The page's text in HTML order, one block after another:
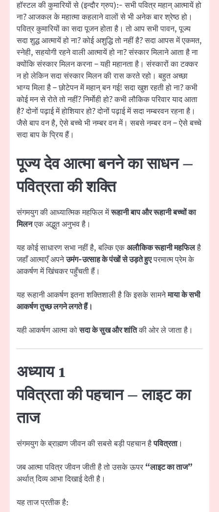
हॉस्टल की कुमारियों से (इन्दौर ग्रुप):- सभी पवित्र महान् आत्मायें हो
ना? आजकल के महात्मा कहलाने वालों से भी अनेक बार श्रेष्ठ हो।
पवित्र कुमारियों का सदा पूजन होता है। तो आप सभी पावन, पूज्य
सदा शुद्ध आत्मायें हो ना? कोई अशुद्धि तो नहीं है? सदा आपस में एकमत,
स्नेही, सहयोगी रहने वाली आत्मायें हो ना? संस्कार मिलाने आता है ना
क्योंकि संस्कार मिलन करना – यही महानता है। संस्कारों का टक्कर
न हो लेकिन सदा संस्कार मिलन की रास करते रहो। बहुत अच्छा
भाग्य मिला है – छोटेपन में महान् बन गई! सदा खुश रहती हो ना? कभी
कोई मन से रोते तो नहीं? निर्मोही हो? कभी लौकिक परिवार याद आता
है? दोनों पढ़ाई में होशियार हो? दोनों पढ़ाई में सदा नम्बरवन रहना है।
जैसे बाप वन है, ऐसे बच्चे भी नम्बर वन में। सबसे नम्बर वन – ऐसे बच्चे
सदा बाप के प्रिय हैं।
पूज्य देव आत्मा बनने का साधन –
पवित्रता की शक्ति
संगमयुग की आध्यात्मिक महफिल मेंरूहानी बाप और रूहानी बच्चों का
मिलनएक अद्भुत अनुभव है।
यह कोई साधारण सभा नहीं है, बल्कि एकअलौकिक रूहानी महफिलहै
जहाँ आत्माएँ अपनेउमंग-उत्साह के पंखों से उड़ते हुएपरमात्म प्रेम के
आकर्षण में खिंचकर पहुँचती हैं।
यह रूहानी आकर्षण इतना शक्तिशाली है कि इसके सामनेमाया के सभी
आकर्षण तुच्छ लगने लगते हैं।
यही आकर्षण आत्मा कोसदा के सुख और शांतिकी ओर ले जाता है।
अध्याय 1
पवित्रता की पहचान – लाइट का
ताज
संगमयुग के ब्राह्मण जीवन की सबसे बड़ी पहचान हैपवित्रता।
जब आत्मा पवित्र जीवन जीती है तो उसके ऊपर “लाइट का ताज”
अर्थात् दिव्य आभा दिखाई देती है।
यह ताज प्रतीक है: